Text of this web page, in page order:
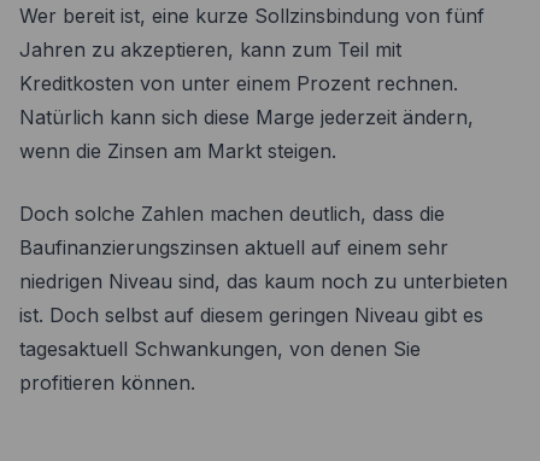
Wer bereit ist, eine kurze Sollzinsbindung von fünf
Jahren zu akzeptieren, kann zum Teil mit
Kreditkosten von unter einem Prozent rechnen.
Natürlich kann sich diese Marge jederzeit ändern,
wenn die Zinsen am Markt steigen.
Doch solche Zahlen machen deutlich, dass die
Baufinanzierungszinsen aktuell auf einem sehr
niedrigen Niveau sind, das kaum noch zu unterbieten
ist. Doch selbst auf diesem geringen Niveau gibt es
tagesaktuell Schwankungen, von denen Sie
profitieren können.